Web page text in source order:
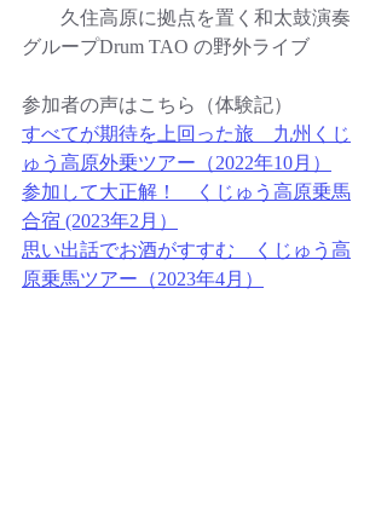
久住高原に拠点を置く和太鼓演奏
グループDrum TAO の野外ライブ
参加者の声はこちら
（体験記）
すべてが期待を上回った旅　九州くじ
ゅう高原外乗ツアー （2022年10月）
参加して大正解！　くじゅう高原乗馬
合宿 (2023年2月）
思い出話でお酒がすすむ　くじゅう高
原乗馬ツアー（2023年4月）